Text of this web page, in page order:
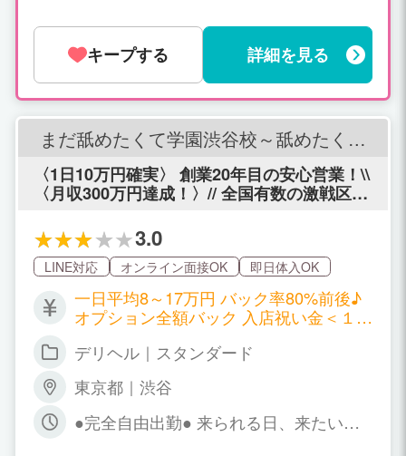
気軽にお問い合わせください。
キープする 詳細を見る
まだ舐めたくて学園渋谷校～舐めたくて
〈1日10万円確実〉 創業20年目の安心営業！\\
〈月収300万円達成！〉// 全国有数の激戦区渋
超★有名デリヘル★集客力に自信アリ◎ 「1
日10万」「短時間でも本指名5本」「お昼の回
転率良スギ！」今までの不満も悩みも全部オ
サラバ〜♪◎体験入店フルバック◎オプション
全額バック◎まだ舐め渋谷で過去一稼ぐフォ
ローをいたします！
3.0
LINE対応 オンライン面接OK 即日体入OK
一日平均8～17万円 バック率80%前後♪
オプション全額バック 入店祝い金＜１０
━━ 【コース料金（最低保証あり）】 6
0分：16,000円 75分：20,000円 90分：2
5,000円 120分：35,000円 ■ 本指名バッ
ク：3,000円 ■ オプション：1,000円〜7,
000円（全額バック） →2000円、3000
デリヘル｜スタンダード
東京都｜渋谷
●完全自由出勤● 来られる日、来たい